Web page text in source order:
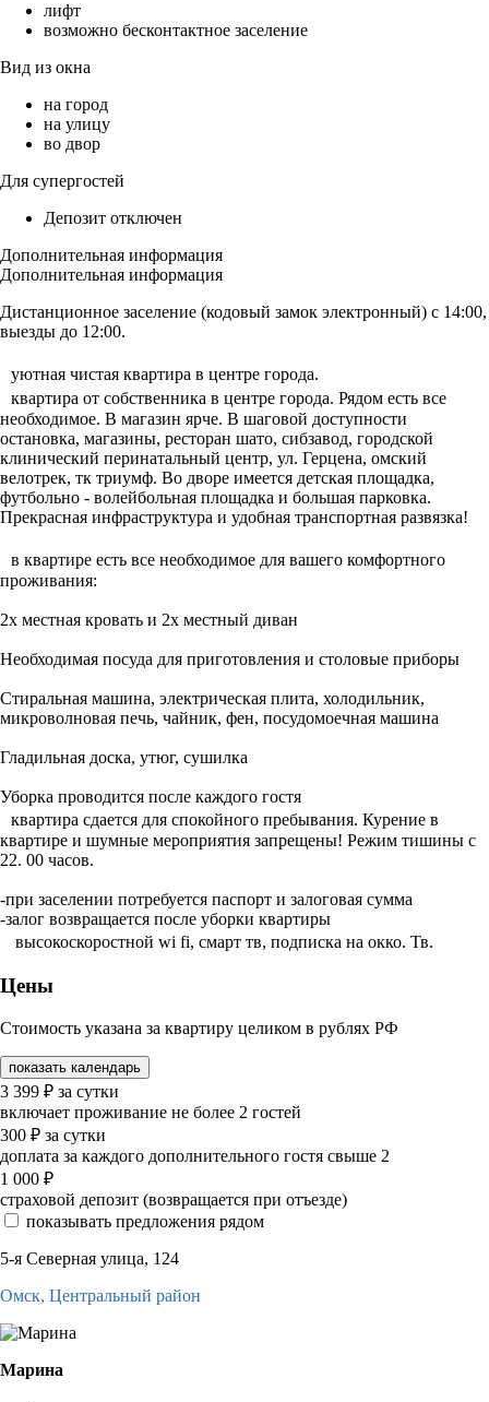
лифт
возможно бесконтактное заселение
Вид из окна
на город
на улицу
во двор
Для супергостей
Депозит отключен
Дополнительная информация
Дополнительная информация
Диcтaнционное зaсeление (кодовый замок электронный) с 14:00,
выезды дo 12:00.
уютная чистая квартира в центре города.
квартира от собственника в центре города. Рядом есть все
необходимое. В магазин ярче. B шаговой доступности
остановка, магазины, ресторан шато, сибзавод, городской
клинический перинатальный центр, ул. Герцена, омский
велотрек, тк триумф. Во дворе имеется детская площадка,
футбольно - волейбольная площадка и большая парковка.
Прекрасная инфраструктура и удобная транспортная развязка!
в квартире есть все необходимое для вашего комфортного
проживания:
2х местная кровать и 2х местный диван
Необходимая посуда для приготовления и столовые приборы
Стиральная машина, электрическая плита, холодильник,
микроволновая печь, чайник, фен, посудомоечная машина
Гладильная доска, утюг, сушилка
Уборка проводится после каждого гостя
квартира сдается для спокойного пребывания. Курение в
квартире и шумные мероприятия запрещены! Режим тишины с
22. 00 часов.
-при заселении потребуется паспорт и залоговая сумма
-залог возвращается после уборки квартиры
высокоскоростной wi fi, смарт тв, подписка на окко. Тв.
Цены
Стоимость указана за квартиру целиком в рублях РФ
показать календарь
3 399 ₽ за сутки
включает проживание не более 2 гостей
300 ₽ за сутки
доплата за каждого дополнительного гостя свыше 2
1 000 ₽
страховой депозит (возвращается при отъезде)
показывать предложения рядом
5-я Северная улица, 124
Омск, Центральный район
Марина